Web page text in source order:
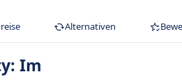
Alternativen
Im